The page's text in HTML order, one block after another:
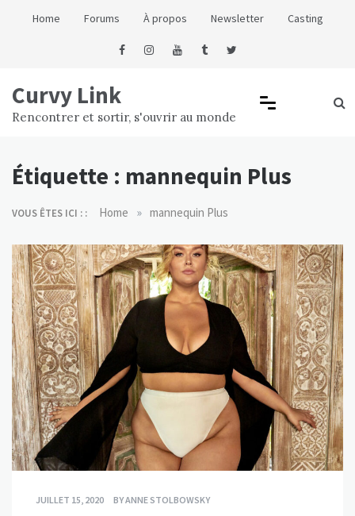
Home Forums À propos Newsletter Casting
Curvy Link
Rencontrer et sortir, s'ouvrir au monde
Étiquette : mannequin Plus
VOUS ÊTES ICI : : Home » mannequin Plus
JUILLET 15, 2020 BYANNE STOLBOWSKY